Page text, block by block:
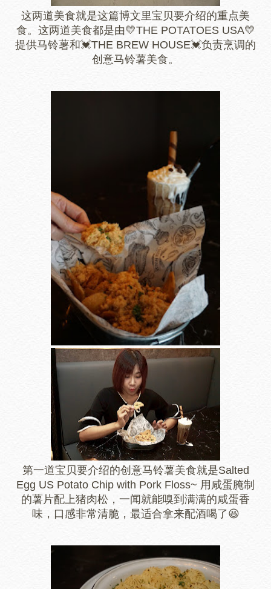
这两道美食就是这篇博文里宝贝要介绍的重点美
食。这两道美食都是由💛THE POTATOES USA💛
提供马铃薯和💓THE BREW HOUSE💓负责烹调的
创意马铃薯美食。
第一道宝贝要介绍的创意马铃薯美食就是Salted
Egg US Potato Chip with Pork Floss~ 用咸蛋腌制
的薯片配上猪肉松，一闻就能嗅到满满的咸蛋香
味，口感非常清脆，最适合拿来配酒喝了😆